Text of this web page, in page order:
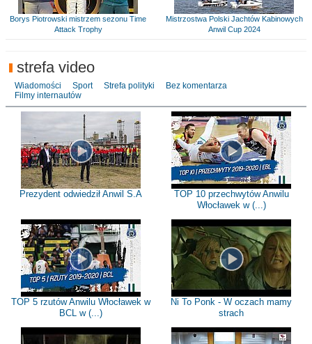
Borys Piotrowski mistrzem sezonu Time
Attack Trophy
Mistrzostwa Polski Jachtów Kabinowych
Anwil Cup 2024
strefa video
Wiadomości Sport Strefa polityki
Bez komentarza
Filmy internautów
Prezydent odwiedził Anwil S.A
TOP 10 przechwytów Anwilu
Włocławek w (...)
TOP 5 rzutów Anwilu Włocławek w
BCL w (...)
Ni To Ponk - W oczach mamy
strach